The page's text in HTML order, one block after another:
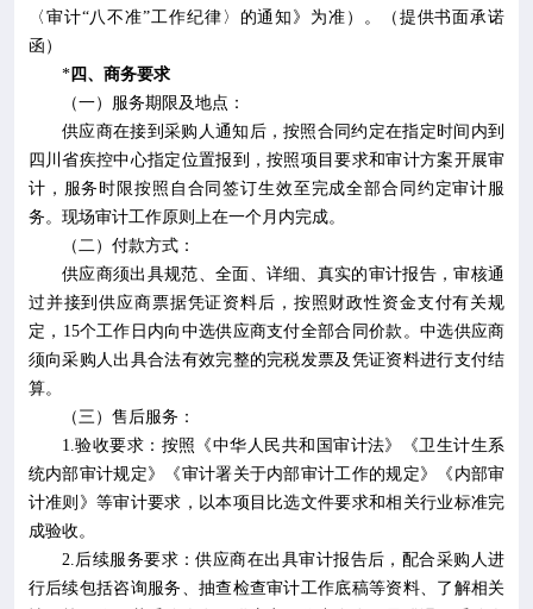
〈审计“八不准”工作纪律〉的通知》为准）。（提供书面承诺
函）
*四、商务要求
（一） 服务期限及地点：
供应商在接到采购人通知后，按照合同约定在指定时间内到
四川省疾控中心指定位置报到，按照项目要求和审计方案开展审
计，服务时限按照自合同签订生效至完成全部合同约定审计服
务。现场审计工作原则上在一个月内完成。
（ 二 ） 付款方式：
供应商须出具规范、全面、详细、真实的审计报告 ，审核通
过并接到供应商票据凭证资料后，按照财政性资金支付有关规
定， 15个工作日内向中选供应商支付全部合同价款。中选供应商
须向采购人出具合法有效完整的完税发票及凭证资料进行支付结
算。
（ 三 ） 售后服务：
1. 验收要求：按照《中华人民共和国审计法》《卫生计生系
统内部审计规定》《审计署关于内部审计工作的规定》《内部审
计准则》等审计要求，以本项目比选文件要求和相关行业标准完
成验收。
2. 后续服务要求：供应商在出具审计报告后，配合采购人进
行后续包括咨询服务、抽查检查审计工作底稿等资料、了解相关